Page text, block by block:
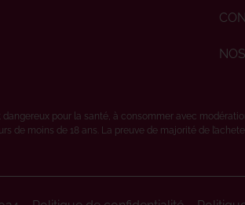
dangereux pour la santé, à consommer avec
de moins de 18 ans. La preuve de majorité de